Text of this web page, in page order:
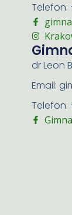
Telefon:
dr Leon
Email:
Telefon: